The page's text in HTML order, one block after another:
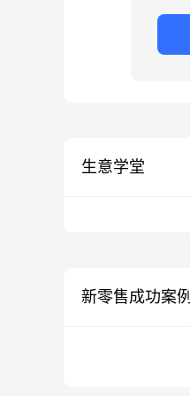
生意学堂
新零售成功案例